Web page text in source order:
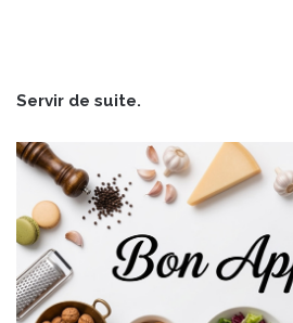
Servir de suite.